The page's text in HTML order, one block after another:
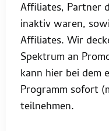
Affiliates, Partner
inaktiv waren,
Affiliates. Wir
Spektrum an
kann hier bei dem
Programm sofort
teilnehmen.